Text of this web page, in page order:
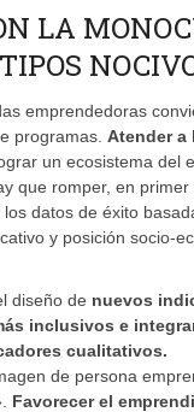
LA
emprendedoras
programas. Atender a
un ecosistema del
que romper, en primer
datos de éxito
y posición socio-
diseño de nuevos
inclusivos e
cualitativos.
de persona
Favorecer el